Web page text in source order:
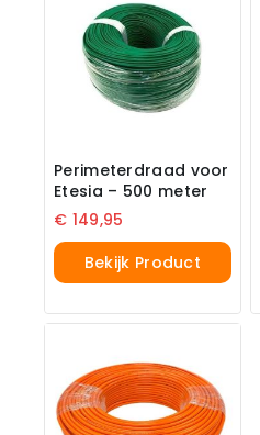
Perimeterdraad voor
Etesia – 500 meter
€ 149,95
Bekijk Product